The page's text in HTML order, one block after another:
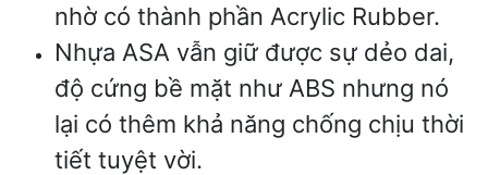
nhờ có thành phần Acrylic Rubber.
Nhựa ASA vẫn giữ được sự dẻo dai,
độ cứng bề mặt như ABS nhưng nó
lại có thêm khả năng chống chịu thời
tiết tuyệt vời.